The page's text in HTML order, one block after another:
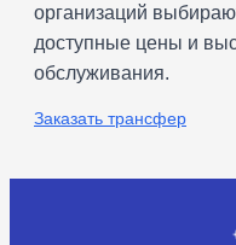
организаций
доступные цены и
обслуживания.
Заказать трансфер